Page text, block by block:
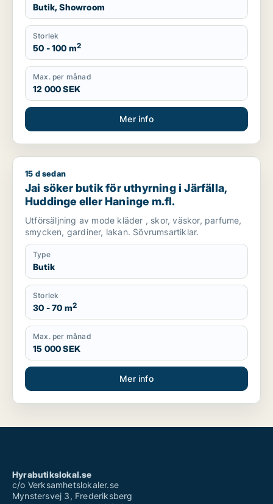
Butik, Showroom
Storlek
50 - 100 m2
Max. per månad
12 000 SEK
Mer info
Jai söker butik för uthyrning i Järfälla, Huddinge eller
15 d sedan
Jai söker butik för uthyrning i Järfälla,
Huddinge eller Haninge m.fl.
Utförsäljning av mode kläder , skor, väskor, parfume,
smycken, gardiner, lakan. Sövrumsartiklar.
Type
Butik
Storlek
30 - 70 m2
Max. per månad
15 000 SEK
Mer info
Hyrabutikslokal.se
c/o Verksamhetslokaler.se
Mynstersvej 3, Frederiksberg